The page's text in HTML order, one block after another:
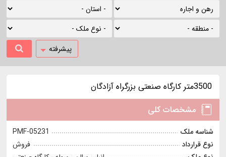
پیشرفته
3500متر کارگاه صنعتی بزرگراه آزادگان
مشخصات کلی
شناسه ملک
PMF-05231
نوع قرارداد
فروش